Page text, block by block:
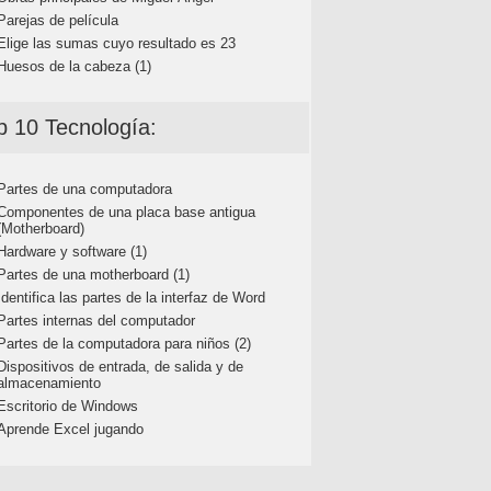
de película
las sumas cuyo resultado es 23
de la cabeza (1)
10 Tecnología:
de una computadora
de una placa base antigua
y software (1)
de una motherboard (1)
las partes de la interfaz de Word
internas del computador
de la computadora para niños (2)
de entrada, de salida y de
de Windows
Excel jugando